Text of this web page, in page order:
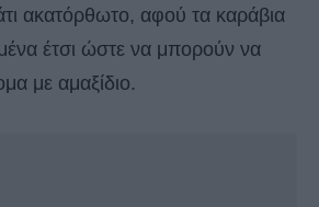
ακατόρθωτο, αφού τα καράβια
έτσι ώστε να μπορούν να
με αμαξίδιο.